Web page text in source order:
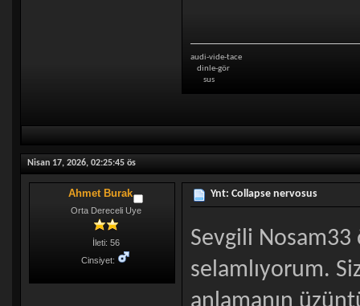
audi-vide-tace
dinle-gör
sus
Nisan 17, 2026, 02:25:45 ös
Ahmet Burak
Orta Dereceli Uye
İleti: 56
Cinsiyet:
Ynt: Collapse nervosus
Sevgili Nosam33
selamlıyorum.